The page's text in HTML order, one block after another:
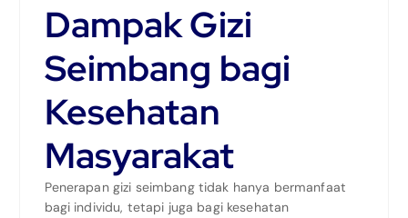
Dampak Gizi
Seimbang bagi
Kesehatan
Masyarakat
Penerapan gizi seimbang tidak hanya bermanfaat
bagi individu, tetapi juga bagi kesehatan